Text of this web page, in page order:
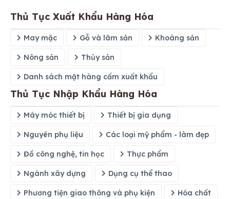
Thủ Tục Xuất Khẩu Hàng Hóa
May mặc Gỗ và lâm sản Khoáng sản
Nông sản Thủy sản
Danh sách mặt hàng cấm xuất khẩu
Thủ Tục Nhập Khẩu Hàng Hóa
Máy móc thiết bị Thiết bị gia dụng
Nguyên phụ liệu Các loại mỹ phẩm - làm đẹp
Đồ công nghệ, tin học Thực phẩm
Ngành xây dựng Dụng cụ thể thao
Phương tiện giao thông và phụ kiện Hóa chất